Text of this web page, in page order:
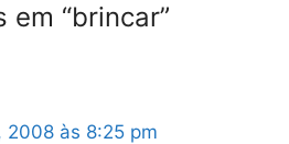
em “brincar”
2008 às 8:25 pm